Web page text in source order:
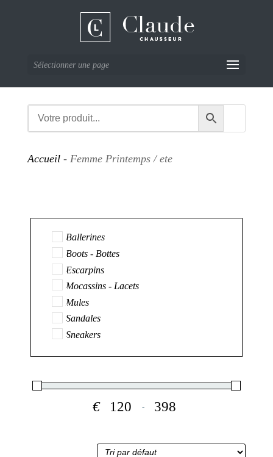
Sélectionner une page
Accueil- Femme Printemps / ete
Ballerines
Boots - Bottes
Escarpins
Mocassins - Lacets
Mules
Sandales
Sneakers
€
Minimum Price
-
Maximum Price